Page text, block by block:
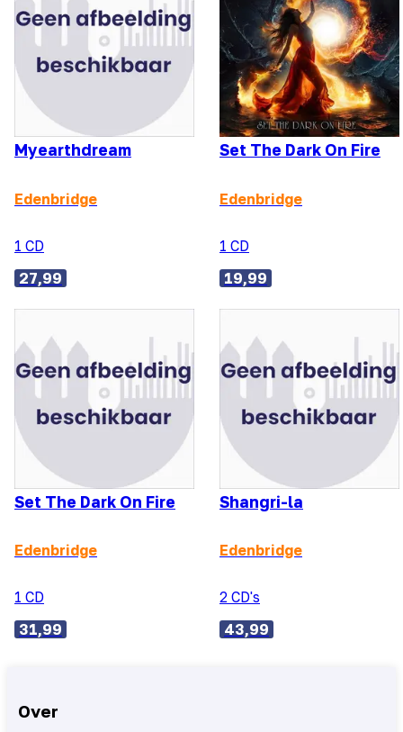
Myearthdream
Edenbridge
1 CD
27,99
Set The Dark On Fire
Edenbridge
1 CD
19,99
Set The Dark On Fire
Edenbridge
1 CD
31,99
Shangri-la
Edenbridge
2 CD's
43,99
Over